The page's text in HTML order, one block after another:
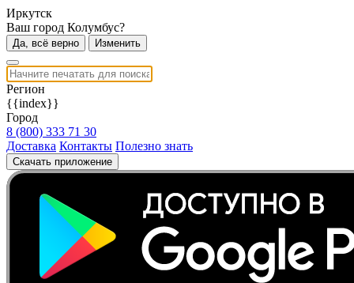
Иркутск
Ваш город Колумбус?
Да, всё верно Изменить
Регион
{{index}}
Город
8 (800) 333 71 30
Доставка Контакты Полезно знать
Скачать приложение